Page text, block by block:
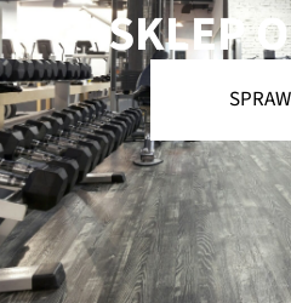
SKLEP